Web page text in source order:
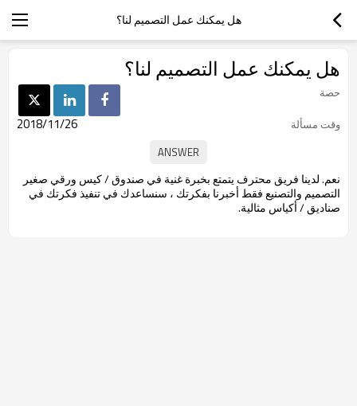
هل يمكنك عمل التصميم لنا؟
هل يمكنك عمل التصميم لنا؟
حصة
وقت مسألة
2018/11/26
نعم. لدينا فريق محترف يتمتع بخبرة غنية في صندوق / كيس ورقي صغير
التصميم والتصنيع فقط أخبرنا بفكرتك ، سنساعدك في تنفيذ فكرتك في
صناديق / أكياس مثالية.